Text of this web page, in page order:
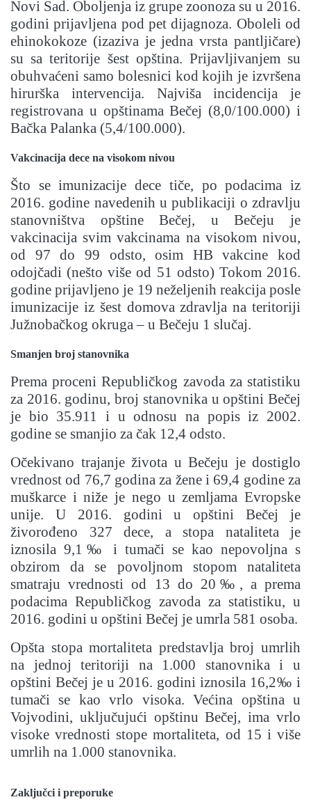
Novi Sad. Oboljenja iz grupe zoonoza su u 2016.
godini prijavljena pod pet dijagnoza. Oboleli od
ehinokokoze (izaziva je jedna vrsta pantljičare)
su sa teritorije šest opština. Prijavljivanjem su
obuhvaćeni samo bolesnici kod kojih je izvršena
hirurška intervencija. Najviša incidencija je
registrovana u opštinama Bečej (8,0/100.000) i
Bačka Palanka (5,4/100.000).
Vakcinacija dece na visokom nivou
Što se imunizacije dece tiče, po podacima iz
2016. godine navedenih u publikaciji o zdravlju
stanovništva opštine Bečej, u Bečeju je
vakcinacija svim vakcinama na visokom nivou,
od 97 do 99 odsto, osim HB vakcine kod
odojčadi (nešto više od 51 odsto) Tokom 2016.
godine prijavljeno je 19 neželjenih reakcija posle
imunizacije iz šest domova zdravlja na teritoriji
Južnobačkog okruga – u Bečeju 1 slučaj.
Smanjen broj stanovnika
Prema proceni Republičkog zavoda za statistiku
za 2016. godinu, broj stanovnika u opštini Bečej
je bio 35.911 i u odnosu na popis iz 2002.
godine se smanjio za čak 12,4 odsto.
Očekivano trajanje života u Bečeju je dostiglo
vrednost od 76,7 godina za žene i 69,4 godine za
muškarce i niže je nego u zemljama Evropske
unije. U 2016. godini u opštini Bečej je
živorođeno 327 dece, a stopa nataliteta je
iznosila 9,1‰ i tumači se kao nepovoljna s
obzirom da se povoljnom stopom nataliteta
smatraju vrednosti od 13 do 20‰, a prema
podacima Republičkog zavoda za statistiku, u
2016. godini u opštini Bečej je umrla 581 osoba.
Opšta stopa mortaliteta predstavlja broj umrlih
na jednoj teritoriji na 1.000 stanovnika i u
opštini Bečej je u 2016. godini iznosila 16,2‰ i
tumači se kao vrlo visoka. Većina opština u
Vojvodini, uključujući opštinu Bečej, ima vrlo
visoke vrednosti stope mortaliteta, od 15 i više
umrlih na 1.000 stanovnika.
Zaključci i preporuke